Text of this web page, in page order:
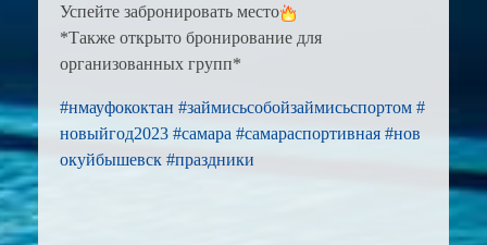
Успейте забронировать место
*Также открыто бронирование для
организованных групп*
#нмауфококтан #займисьсобойзаймисьспортом #
новыйгод2023 #самара #самараспортивная #нов
окуйбышевск #праздники